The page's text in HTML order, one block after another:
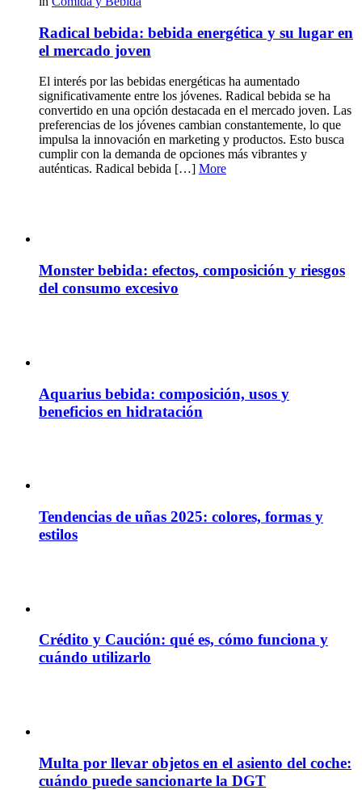
Radical bebida: bebida energética y su lugar en
el mercado joven
El interés por las bebidas energéticas ha aumentado
significativamente entre los jóvenes. Radical bebida se ha
convertido en una opción destacada en el mercado joven. Las
preferencias de los jóvenes cambian constantemente, lo que
impulsa la innovación en marketing y productos. Esto busca
cumplir con la demanda de opciones más vibrantes y
auténticas. Radical bebida […] More
Monster bebida: efectos, composición y riesgos
del consumo excesivo
Aquarius bebida: composición, usos y
beneficios en hidratación
Tendencias de uñas 2025: colores, formas y
estilos
Crédito y Caución: qué es, cómo funciona y
cuándo utilizarlo
Multa por llevar objetos en el asiento del coche:
cuándo puede sancionarte la DGT